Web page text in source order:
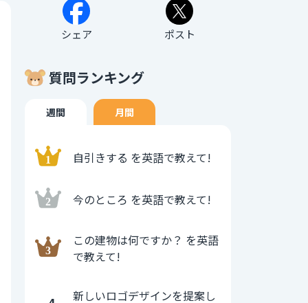
シェア ポスト
質問ランキング
週間 月間
自引きする を英語で教えて!
今のところ を英語で教えて!
この建物は何ですか？ を英語
で教えて!
新しいロゴデザインを提案し